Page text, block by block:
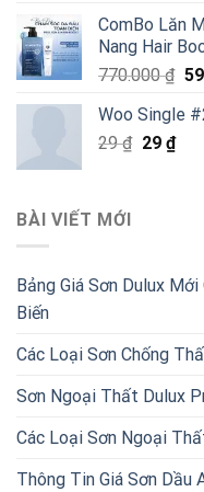
ComBo Lăn
Nang Hair
770.000₫
là:
Woo Single
29₫ Giá
29 ₫Giá
BÀI VIẾT MỚI
Bảng Giá Sơn Dulux
Biến
Các Loại Sơn Chống
Sơn Ngoại Thất Dulux
Các Loại Sơn Ngoại
Thông Tin Giá Sơn Dầu